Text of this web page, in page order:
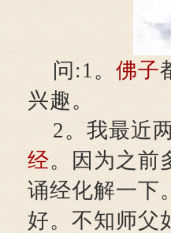
问:1。 佛子
兴趣。
2。我最近
经。因为之前
诵经化解一下
好。不知师父